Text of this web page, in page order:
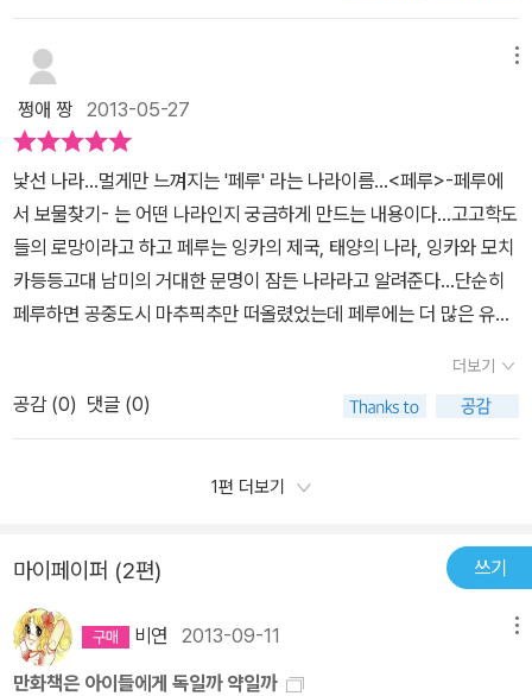
쩡애 짱 2013-05-27
낯선 나라...멀게만 느껴지는 '페루' 라는 나라이름...<페루>-페루에
서 보물찾기- 는 어떤 나라인지 궁금하게 만드는 내용이다...고고학도
들의 로망이라고 하고 페루는 잉카의 제국, 태양의 나라, 잉카와 모치
카등등고대 남미의 거대한 문명이 잠든 나라라고 알려준다...단순히
페루하면 공중도시 마추픽추만 떠올렸었는데 페루에는 더 많은 유물
이 읽으면서 같이 공부했다...^^ 메인 표지...지팡이, 코야, 사야까지
주인공들이 보인다... 페루에 대한 많은 정보를 차례로 나눠 알려준
다... 주인공들... 페루의 국기, 한국과의 관계등...알아두면 유용한
것들이 정리되어 있다... 새롭게 알게된 것 중에 기억에 남는 장면이
나온 음식이 바로 페루의 존통 음식이 <꾸이>라는 거... 열심히 읽
고 있는 재훈이...재민이는 아직 글을 몰라서 재훈이가 알려주기도 했
다...^^ 독후 활동을 해주고 싶었는데 막상 재훈이가 독후 활동 하는
걸 어려워해서 페루 국기를 그려보기로 했다...한참을 가운데 그림이
어려울꺼 같다고 고민하더니 연필을 들고 쓱쓱 그리기 시작~~그냥
더보기
공감 (0) 댓글 (0)
1편 더보기
마이페이퍼 (2편) 쓰기
비연 2013-09-11
만화책은 아이들에게 독일까 약일까